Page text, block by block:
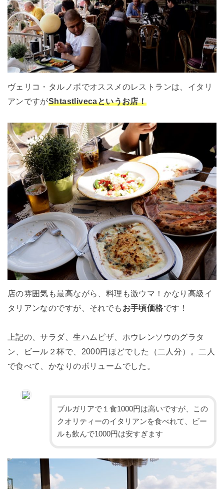
ヴェリコ・タルノボでオススメのレストランは、イタリ
アンですがShtastlivecaというお店！
店の雰囲気も最高ながら、料理も激ウマ！かなり高級イ
タリアンなのですが、それでも お手頃価格です！
上記の、サラダ、生ハムピザ、ホウレンソウのグラタ
ン、ビール２杯で、2000円ほどでした（二人分）。二人
で食べて、かなりのボリュームでした。
ブルガリアで１食1000円は高いですが、この
クオリティーのイタリアンを食べれて、ビー
ルも飲んで1000円は安すぎます